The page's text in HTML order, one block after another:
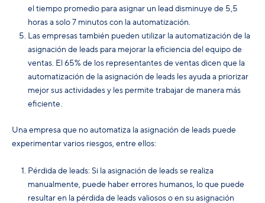
el tiempo promedio para asignar un lead disminuye de 5,5
horas a solo 7 minutos con la automatización.
Las empresas también pueden utilizar la automatización de la
asignación de leads para mejorar la eficiencia del equipo de
ventas. El 65% de los representantes de ventas dicen que la
automatización de la asignación de leads les ayuda a priorizar
mejor sus actividades y les permite trabajar de manera más
eficiente.
Una empresa que no automatiza la asignación de leads puede
experimentar varios riesgos, entre ellos:
Pérdida de leads: Si la asignación de leads se realiza
manualmente, puede haber errores humanos, lo que puede
resultar en la pérdida de leads valiosos o en su asignación